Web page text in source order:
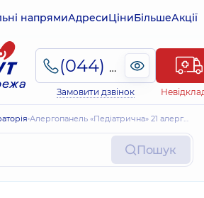
напрямиАдресиЦіниБільшеАкції
(044) 495-2-888
Замовити дзвінок
Алергопанель «Педіатрична» 21 алерген
Пошук